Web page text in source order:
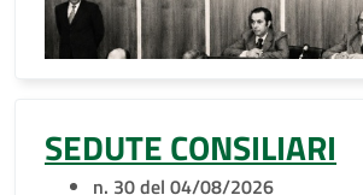
SEDUTE CONSILIARI
n. 30 del 04/08/2026